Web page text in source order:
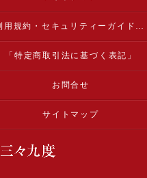
利用規約・セキュリティーガイドライン
「特定商取引法に基づく表記」
お問合せ
サイトマップ